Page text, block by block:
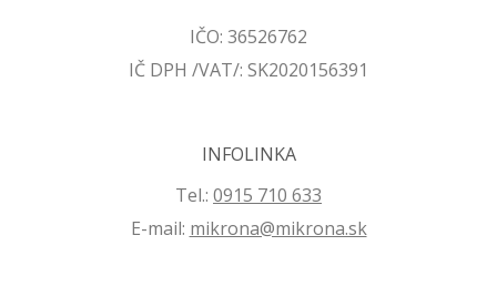
IČO: 36526762
IČ DPH /VAT/: SK2020156391
INFOLINKA
Tel.: 0915 710 633
E-mail: mikrona@mikrona.sk